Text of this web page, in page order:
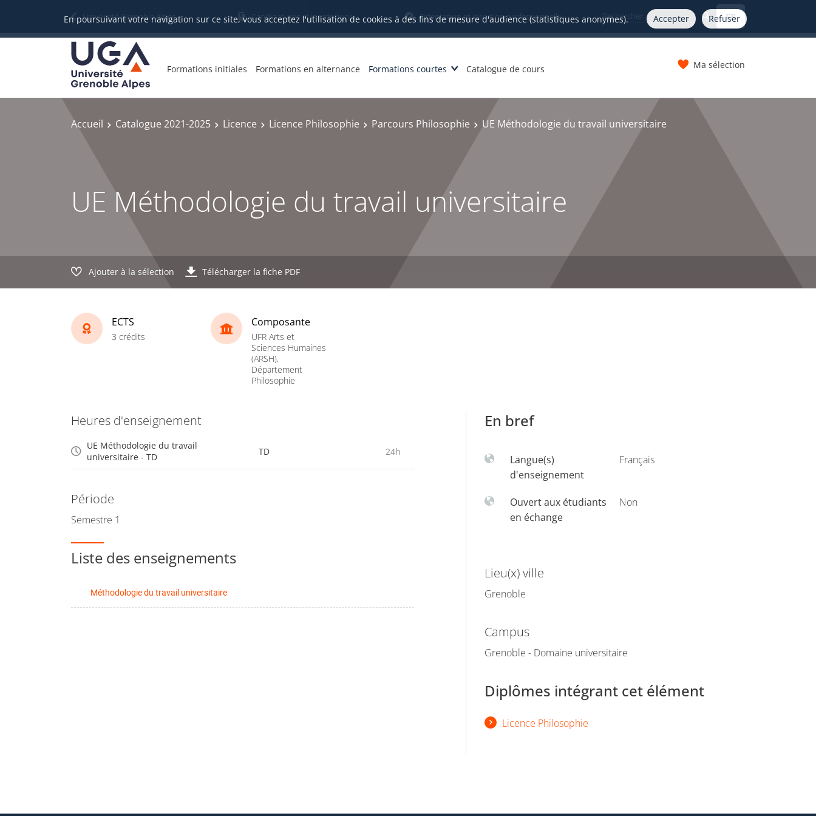
En poursuivant votre navigation sur ce site, vous acceptez l'utilisation de cookies à des fins de mesure d'audience (statistiques anonymes). Accepter Refuser
Université Grenoble Alpes Candidatures et inscriptions Orientation et insertion professionnelle FR
Formations initiales Formations en alternance Formations courtes Catalogue de cours Ma sélection
Accueil Catalogue 2021-2025 Licence Licence Philosophie Parcours Philosophie UE Méthodologie du travail universitaire
UE Méthodologie du travail universitaire
Ajouter à la sélection Télécharger la fiche PDF
ECTS
3 crédits
Composante
UFR Arts et
Sciences Humaines
(ARSH),
Département
Philosophie
Heures d'enseignement
UE Méthodologie du travail
universitaire - TD
TD 24h
Période
Semestre 1
Liste des enseignements
Méthodologie du travail universitaire
En bref
Langue(s)
d'enseignement
Français
Ouvert aux étudiants
en échange
Non
Lieu(x) ville
Grenoble
Campus
Grenoble - Domaine universitaire
Diplômes intégrant cet élément
Licence Philosophie